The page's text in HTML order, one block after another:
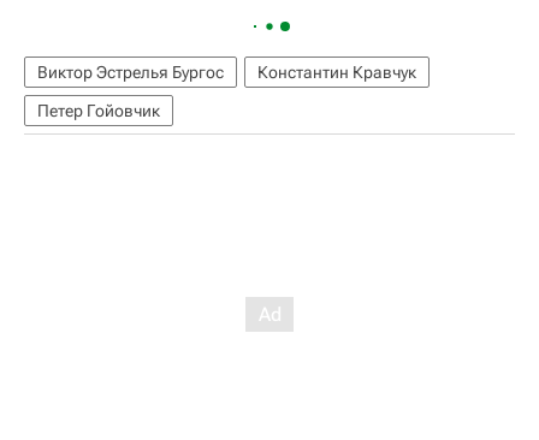
Виктор Эстрелья Бургос
Константин Кравчук
Петер Гойовчик